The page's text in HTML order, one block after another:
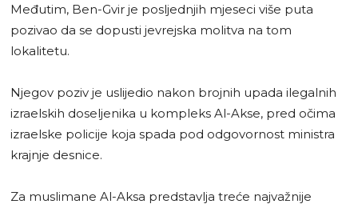
Međutim, Ben-Gvir je posljednjih mjeseci više puta
pozivao da se dopusti jevrejska molitva na tom
lokalitetu.
Njegov poziv je uslijedio nakon brojnih upada ilegalnih
izraelskih doseljenika u kompleks Al-Akse, pred očima
izraelske policije koja spada pod odgovornost ministra
krajnje desnice.
Za muslimane Al-Aksa predstavlja treće najvažnije